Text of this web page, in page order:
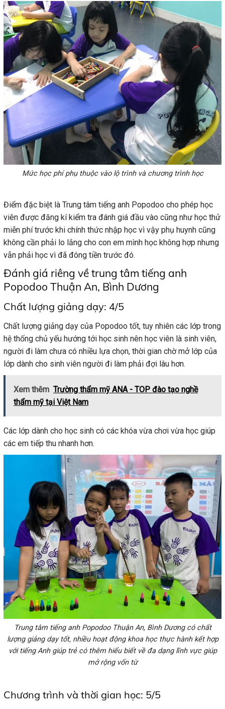
Mức học phí phụ thuộc vào lộ trình và chương trình học
Điểm đặc biệt là Trung tâm tiếng anh Popodoo cho phép học
viên được đăng kí kiểm tra đánh giá đầu vào cũng như học thử
miễn phí trước khi chính thức nhập học vì vậy phụ huynh cũng
không cần phải lo lắng cho con em mình học không hợp nhưng
vẫn phải học vì đã đóng tiền trước đó.
Đánh giá riêng về trung tâm tiếng anh
Popodoo Thuận An, Bình Dương
Chất lượng giảng dạy: 4/5
Chất lượng giảng dạy của Popodoo tốt, tuy nhiên các lớp trong
hệ thống chủ yếu hướng tới học sinh nên học viên là sinh viên,
người đi làm chưa có nhiều lựa chọn, thời gian chờ mở lớp của
lớp dành cho sinh viên người đi làm phải đợi lâu hơn.
Xem thêm Trường thẩm mỹ ANA - TOP đào tạo nghề
thẩm mỹ tại Việt Nam
Các lớp dành cho học sinh có các khóa vừa chơi vừa học giúp
các em tiếp thu nhanh hơn.
Trung tâm tiếng anh Popodoo Thuận An, Bình Dương có chất
lượng giảng dạy tốt, nhiều hoạt động khoa học thực hành kết hợp
với tiếng Anh giúp trẻ có thêm hiểu biết về đa dạng lĩnh vực giúp
mở rộng vốn từ
Chương trình và thời gian học: 5/5